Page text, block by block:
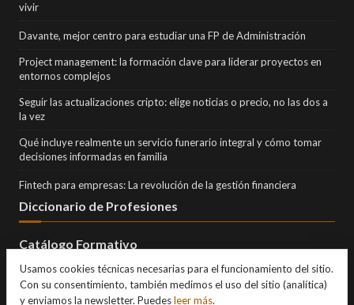
vivir
Davante, mejor centro para estudiar una FP de Administración
Project management: la formación clave para liderar proyectos en
entornos complejos
Seguir las actualizaciones cripto: elige noticias o precio, no las dos a
la vez
Qué incluye realmente un servicio funerario integral y cómo tomar
decisiones informadas en familia
Fintech para empresas: La revolución de la gestión financiera
Diccionario de Profesiones
Catálogo Formativo
Usamos cookies técnicas necesarias para el funcionamiento del sitio.
Con su consentimiento, también medimos el uso del sitio (analítica)
y enviamos la newsletter. Puedesleer más.